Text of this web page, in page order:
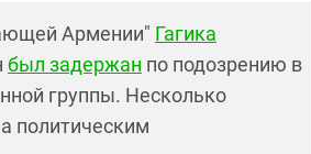
Армении" Гагика
был задержан по подозрению в
группы. Несколько
политическим